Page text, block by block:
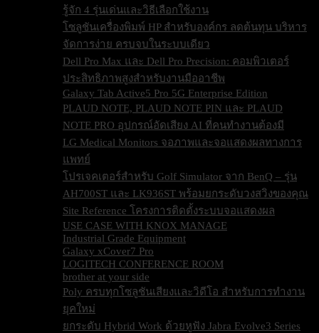
รู้จัก 4 รุ่นเด่นและวิธีเลือกใช้งาน
โซลูชันเครื่องพิมพ์ HP สำหรับองค์กร ลดต้นทุน บริหาร
จัดการง่าย ครบจบในระบบเดียว
Dell Pro Max และ Dell Pro Precision: คอมพิวเตอร์
ประสิทธิภาพสูงสำหรับงานมืออาชีพ
Galaxy Tab Active5 Pro 5G Enterprise Edition
PLAUD NOTE, PLAUD NOTE PIN และ PLAUD
NOTE PRO อุปกรณ์อัดเสียง AI ที่คนทำงานต้องมี
LG Medical Monitors จอภาพและจอแสดงผลทางการ
แพทย์
โปรเจคเตอร์สำหรับ Golf Simulator จาก BenQ – รุ่น
AH700ST และ LK936ST พร้อมยกระดับวงสวิงของคุณ
Site Reference โครงการติดตั้งระบบจอแสดงผล
USE CASE WITH KNOX MANAGE
Industrial Grade Equipment
Galaxy xCover7 Pro
LOGITECH CONFERENCE ROOM
brother at your side
Poly ครบทุกโซลูชันเสียงและวิดีโอ สำหรับการทำงาน
ยุคใหม่
ยกระดับ Hybrid Work ด้วยหูฟัง Jabra Evolve3 Series